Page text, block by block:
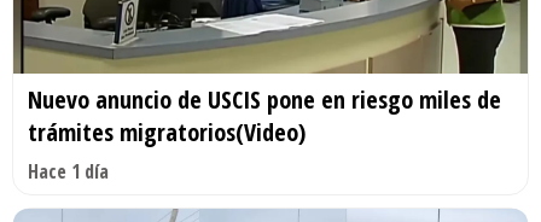
Nuevo anuncio de USCIS pone en riesgo miles de
trámites migratorios(Video)
Hace 1 día